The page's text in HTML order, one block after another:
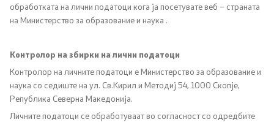
Политика за квалитет
Сектори
Органи во состав
обработката на лични податоци кога ја посетувате веб – страната
на Министерство за образование и наука .
Контролор на збирки на лични податоци
Контролор на личните податоци е Министерство за образование и
наука со седиште на ул. Св.Кирил и Методиј 54, 1000 Скопје,
Република Северна Македонија.
Личните податоци се обработуваат во согласност со одредбите